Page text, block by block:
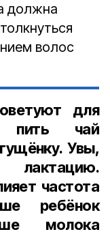
должна
волос
для
пить чай
Увы,
лактацию.
частота
ребёнок
молока